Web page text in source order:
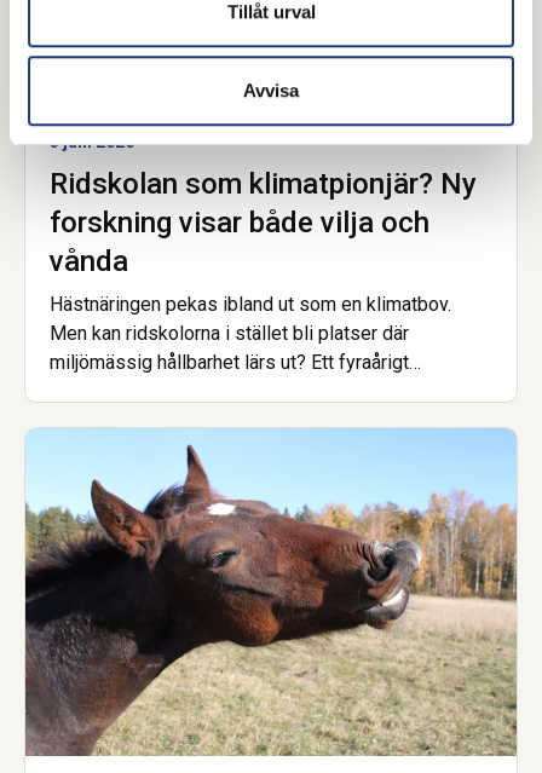
Tillåt urval
Avvisa
3 juni 2026
Ridskolan som klimatpionjär? Ny
forskning visar både vilja och
vånda
Hästnäringen pekas ibland ut som en klimatbov.
Men kan ridskolorna i stället bli platser där
miljömässig hållbarhet lärs ut? Ett fyraårigt
potentialen. Slutsatsen är att viljan finns, men många
vet inte hur de ska gå från ord till handling.